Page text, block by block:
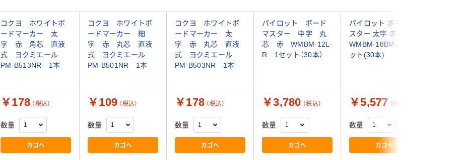
コクヨ ホワイトボ
ードマーカー 太
字 赤 角芯 直液
式 ヨクミエール
PM-B513NR 1本
コクヨ ホワイトボ
ードマーカー 細
字 赤 丸芯 直液
式 ヨクミエール
PM-B501NR 1本
コクヨ ホワイトボ
ードマーカー 太
字 赤 丸芯 直液
式 ヨクミエール
PM-B503NR 1本
パイロット ボード
マスター 中字 丸
芯 赤 WMBM-12L-
R 1セット（30本）
パイロット ボードマ
スター 太字 赤
WMBM-18BM-R 1セ
ット(30本)
￥178 （税込）
数量
カゴへ
￥109 （税込）
数量
カゴへ
￥178 （税込）
数量
カゴへ
￥3,780 （税込）
数量
カゴへ
￥5,577 （税込）
数量
カゴへ